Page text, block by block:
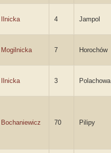
Ilnicka 4 Jampol
Mogilnicka 7 Horochów
Ilnicka 3 Polachowa
Bochaniewicz 70 Pilipy